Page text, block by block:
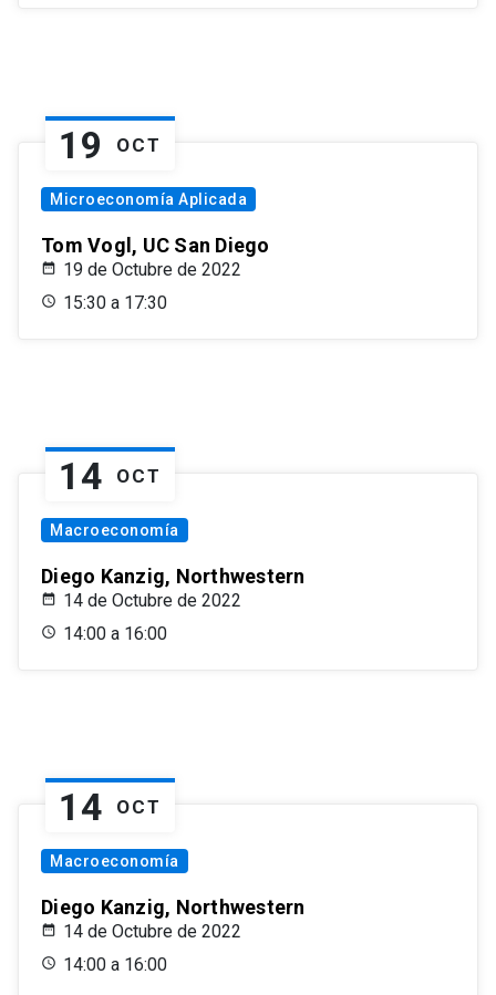
19 OCT
Microeconomía Aplicada
Tom Vogl, UC San Diego
19 de Octubre de 2022
15:30 a 17:30
14 OCT
Macroeconomía
Diego Kanzig, Northwestern
14 de Octubre de 2022
14:00 a 16:00
14 OCT
Macroeconomía
Diego Kanzig, Northwestern
14 de Octubre de 2022
14:00 a 16:00